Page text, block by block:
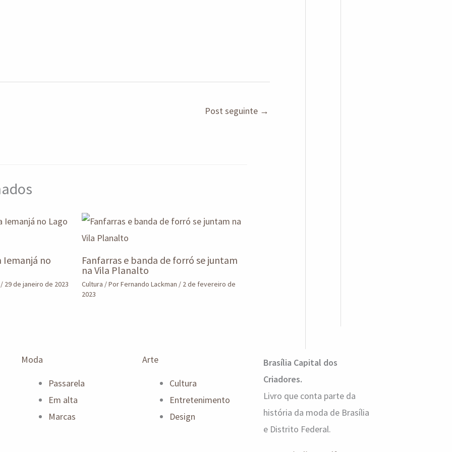
Post seguinte →
Iemanjá no
/ 29 de janeiro de 2023
Fanfarras e banda de forró se juntam
na Vila Planalto
Cultura / PorFernando Lackman / 2 de fevereiro de
2023
Moda
Passarela
Em alta
Marcas
Arte
Cultura
Entretenimento
Design
Brasília Capital dos
Criadores.
Livro que conta parte da
história da moda de Brasília
e Distrito Federal.